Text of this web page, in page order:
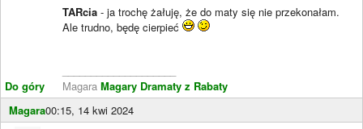
Do góry
TARcia - ja trochę żałuję, że do maty się nie przekonałam.
Ale trudno, będę cierpieć
Magara Magary Dramaty z Rabaty
Magara00:15, 14 kwi 2024